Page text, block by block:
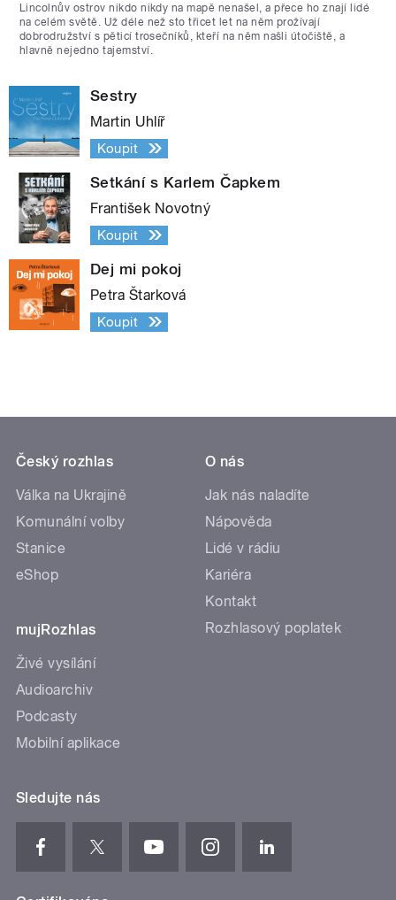
Lincolnův ostrov nikdo nikdy na mapě nenašel, a přece ho znají lidé
na celém světě. Už déle než sto třicet let na něm prožívají
dobrodružství s pěticí trosečníků, kteří na něm našli útočiště, a
hlavně nejedno tajemství.
Sestry
Martin Uhlíř
Koupit
Setkání s Karlem Čapkem
František Novotný
Koupit
Dej mi pokoj
Petra Štarková
Koupit
Český rozhlas
Válka na Ukrajině
Komunální volby
Stanice
eShop
mujRozhlas
Živé vysílání
Audioarchiv
Podcasty
Mobilní aplikace
O nás
Jak nás naladíte
Nápověda
Lidé v rádiu
Kariéra
Kontakt
Rozhlasový poplatek
Sledujte nás